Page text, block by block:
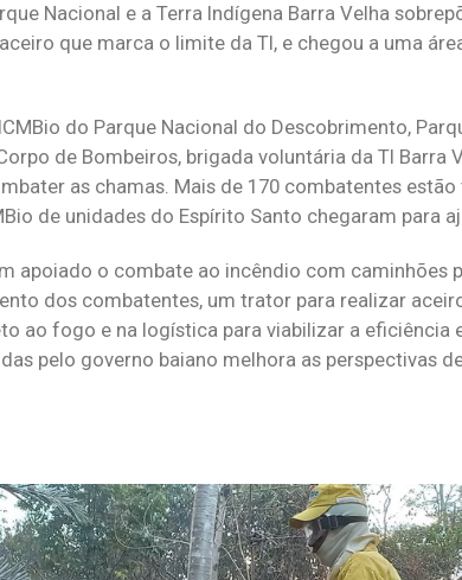
Nacional e a Terra Indígena Barra Velha
que marca o limite da TI, e chegou a uma
do Parque Nacional do Descobrimento,
de Bombeiros, brigada voluntária da TI Barra
as chamas. Mais de 170 combatentes
de unidades do Espírito Santo chegaram para
apoiado o combate ao incêndio com caminhões
dos combatentes, um trator para realizar
ao fogo e na logística para viabilizar a eficiência
pelo governo baiano melhora as perspectivas